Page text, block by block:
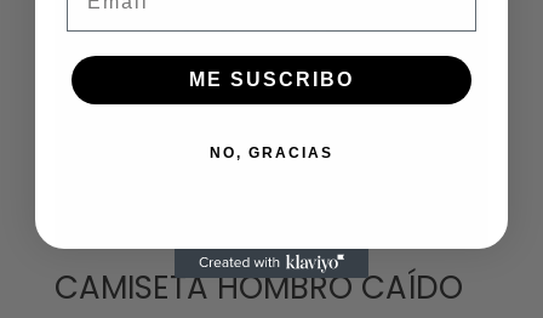
CAMISETA HOMBRO CAÍDO
ME SUSCRIBO
NO, GRACIAS